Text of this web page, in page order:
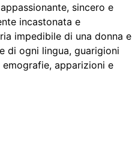
sincero e
incastonata e
impedibile di una donna e
di ogni lingua, guarigioni
apparizioni e